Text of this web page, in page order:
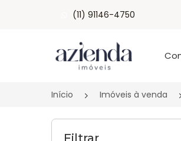
(11) 91146-4750
Página inicial
Início Imóveis à venda
Filtrar